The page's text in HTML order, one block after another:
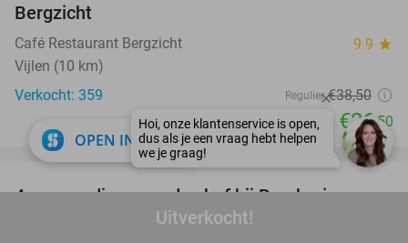
Uitverkocht!
Bergzicht
Café Restaurant Bergzicht 9.9 star
Vijlen (10 km)
Verkocht: 359
Regulier €38,50
€26,50
37%
favorite_border
4-gangendiner van de chef bij Bombarino
OPEN IN APP close